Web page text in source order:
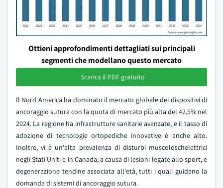
Ottieni approfondimenti dettagliati sui principali
segmenti che modellano questo mercato
Scarica il PDF gratuito
Il Nord America ha dominato il mercato globale dei dispositivi di
ancoraggio sutura con la quota di mercato più alta del 42,5% nel
2024. La regione ha infrastrutture sanitarie avanzate, e il tasso di
adozione di tecnologie ortopediche innovative è anche alto.
Inoltre, vi è un'alta prevalenza di disturbi muscoloschelettrici
negli Stati Uniti e in Canada, a causa di lesioni legate allo sport, e
degenerazione tendine associata all'età, tutti i quali guidano la
domanda di sistemi di ancoraggio sutura.